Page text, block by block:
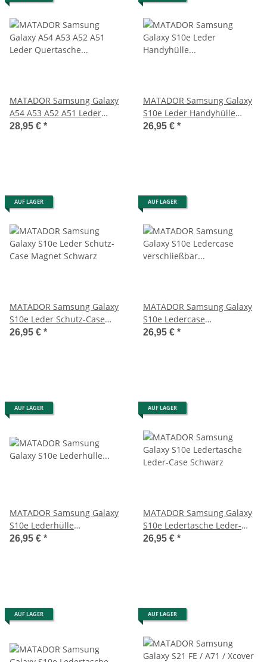
MATADOR Samsung Galaxy
A54 A53 A52 A51 Leder
Quertasche Braun
28,95 € *
MATADOR Samsung Galaxy
S10e Leder Handyhülle
verschließbar Schwarz
26,95 € *
AUF LAGER
MATADOR Samsung Galaxy
S10e Leder Schutz-Case
Magnet Schwarz
26,95 € *
AUF LAGER
MATADOR Samsung Galaxy
S10e Ledercase
verschließbar Braun
26,95 € *
AUF LAGER
MATADOR Samsung Galaxy
S10e Lederhülle
verschließbar Schwarz
26,95 € *
AUF LAGER
MATADOR Samsung Galaxy
S10e Ledertasche Leder-
Case Schwarz
26,95 € *
AUF LAGER AUF LAGER